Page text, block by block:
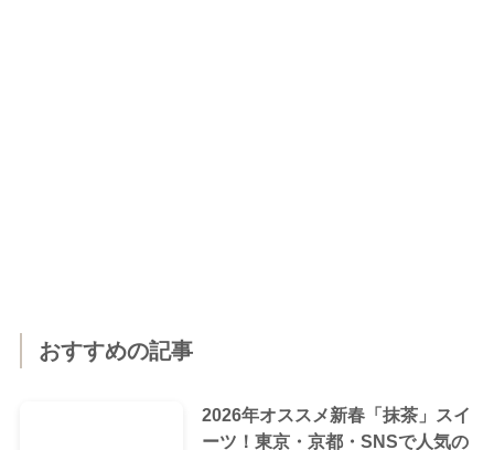
おすすめの記事
2026年オススメ新春「抹茶」スイ
ーツ！東京・京都・SNSで人気の